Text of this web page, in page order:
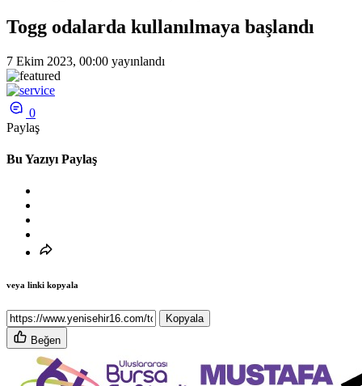
Togg odalarda kullanılmaya başlandı
7 Ekim 2023, 00:00 yayınlandı
0
Paylaş
Bu Yazıyı Paylaş
veya linki kopyala
Kopyala
Beğen